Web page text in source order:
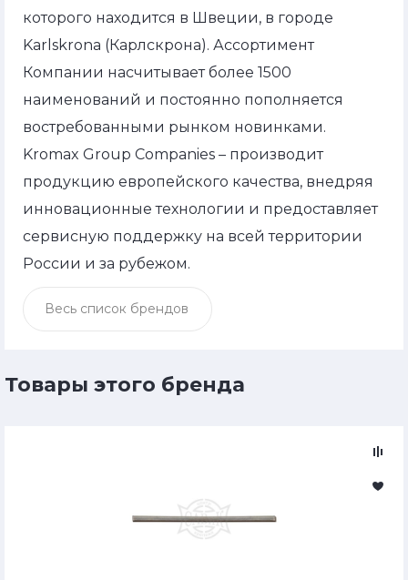
которого находится в Швеции, в городе
Karlskrona (Карлскрона). Ассортимент
Компании насчитывает более 1500
наименований и постоянно пополняется
востребованными рынком новинками.
Kromax Group Companies – производит
продукцию европейского качества, внедряя
инновационные технологии и предоставляет
сервисную поддержку на всей территории
России и за рубежом.
Весь список брендов
Товары этого бренда